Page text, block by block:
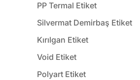
PP Termal Etiket
Silvermat Demirbaş Etiket
Kırılgan Etiket
Void Etiket
Polyart Etiket